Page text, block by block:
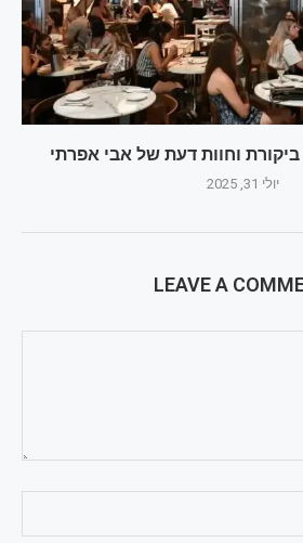
וחוות דעת של אבי אפרתי
יולי 31, 2025
LEAVE A